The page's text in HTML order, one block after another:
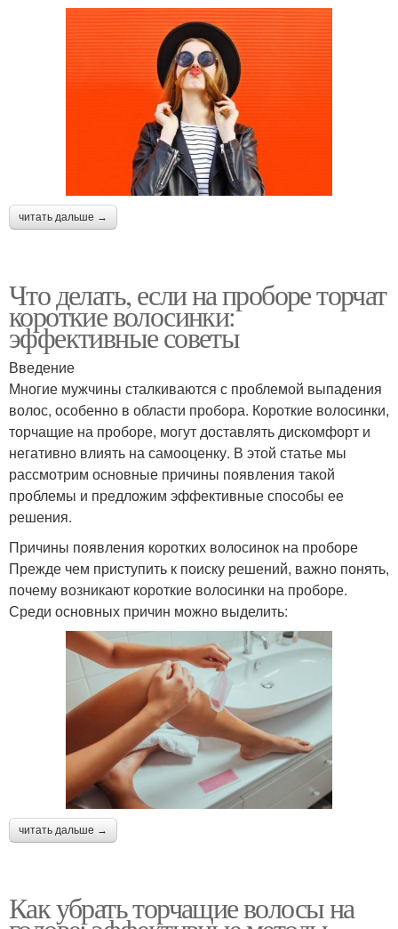
читать дальше →
Что делать, если на проборе торчат
короткие волосинки:
эффективные советы
Введение
Многие мужчины сталкиваются с проблемой выпадения
волос, особенно в области пробора. Короткие волосинки,
торчащие на проборе, могут доставлять дискомфорт и
негативно влиять на самооценку. В этой статье мы
рассмотрим основные причины появления такой
проблемы и предложим эффективные способы ее
решения.
Причины появления коротких волосинок на проборе
Прежде чем приступить к поиску решений, важно понять,
почему возникают короткие волосинки на проборе.
Среди основных причин можно выделить:
читать дальше →
Как убрать торчащие волосы на